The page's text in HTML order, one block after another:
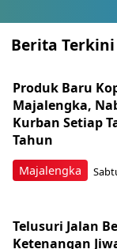
Berita Terkini
Majalengka
Produk Baru
Majalengka,
Kurban Setiap
Tahun
Telusuri Jalan
Ketenangan